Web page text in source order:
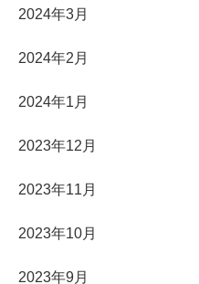
2024年3月
2024年2月
2024年1月
2023年12月
2023年11月
2023年10月
2023年9月